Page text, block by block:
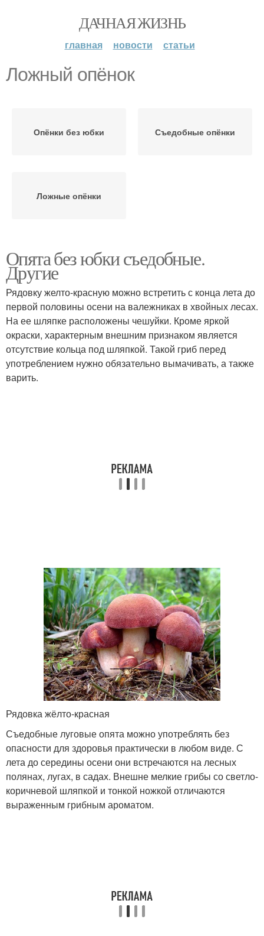
ДАЧНАЯ ЖИЗНЬ
главная новости статьи
Ложный опёнок
Опёнки без юбки Съедобные опёнки
Ложные опёнки
Опята без юбки съедобные.
Другие
Рядовку желто-красную можно встретить с конца лета до
первой половины осени на валежниках в хвойных лесах.
На ее шляпке расположены чешуйки. Кроме яркой
окраски, характерным внешним признаком является
отсутствие кольца под шляпкой. Такой гриб перед
употреблением нужно обязательно вымачивать, а также
варить.
Рядовка жёлто-красная
Съедобные луговые опята можно употреблять без
опасности для здоровья практически в любом виде. С
лета до середины осени они встречаются на лесных
полянах, лугах, в садах. Внешне мелкие грибы со светло-
коричневой шляпкой и тонкой ножкой отличаются
выраженным грибным ароматом.